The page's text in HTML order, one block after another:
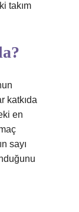
takım
katkıda
en
sayı